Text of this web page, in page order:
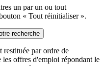
un par un ou tout
« Tout réinitialiser ».
recherche
restituée par ordre de
offres d'emploi répondant le